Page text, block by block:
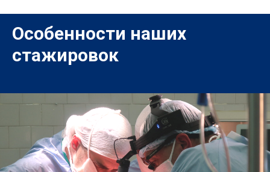
Особенности наших
стажировок